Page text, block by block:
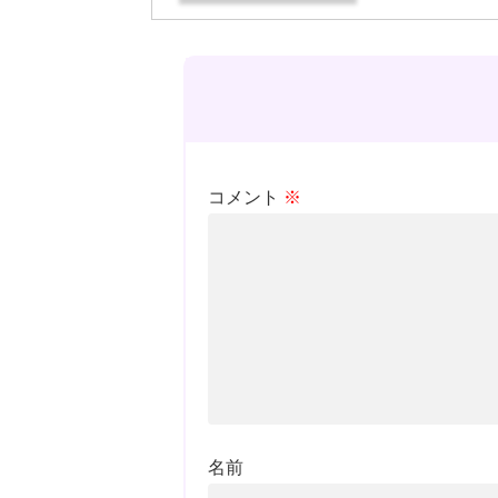
コメント ※
名前